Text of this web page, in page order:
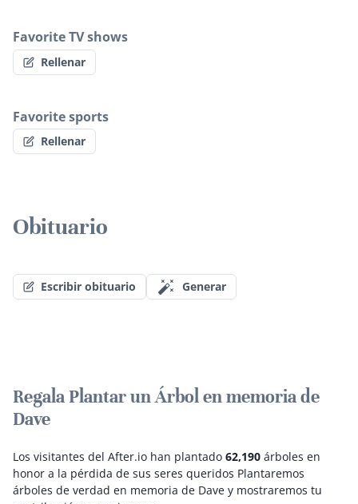
Favorite TV shows
Rellenar
Favorite sports
Rellenar
Obituario
Escribir obituario Generar
Regala Plantar un Árbol en memoria de
Dave
Los visitantes del After.io han plantado 62,190 árboles en
honor a la pérdida de sus seres queridos Plantaremos
árboles de verdad en memoria de Dave y mostraremos tu